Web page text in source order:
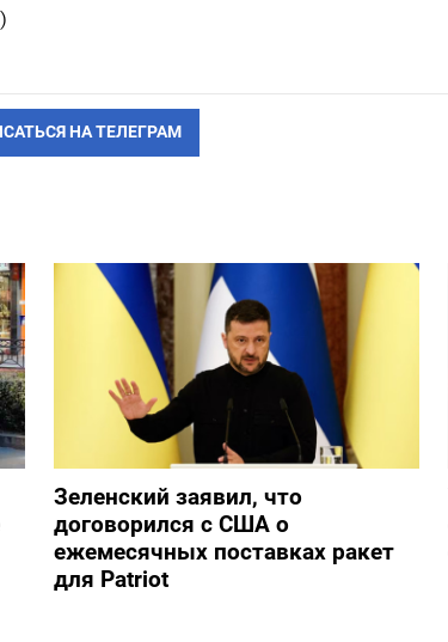
НА ТЕЛЕГРАМ
Зеленский заявил, что
договорился с США о
ежемесячных поставках ракет
для Patriot